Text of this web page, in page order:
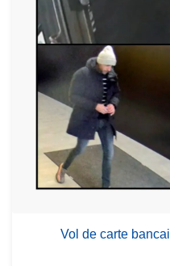
Vol de carte